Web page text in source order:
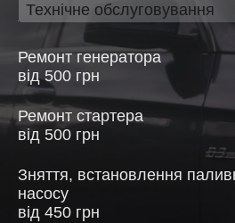
Технічне обслуговування
Ремонт генератора
від 500 грн
Ремонт стартера
від 500 грн
Зняття, встановлення
насосу
від 450 грн